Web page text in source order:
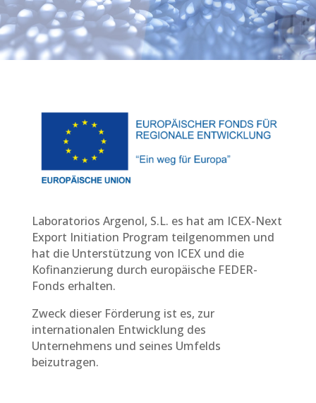
Laboratorios Argenol, S.L. es hat am ICEX-Next
Export Initiation Program teilgenommen und
hat die Unterstützung von ICEX und die
Kofinanzierung durch europäische FEDER-
Fonds erhalten.
Zweck dieser Förderung ist es, zur
internationalen Entwicklung des
Unternehmens und seines Umfelds
beizutragen.